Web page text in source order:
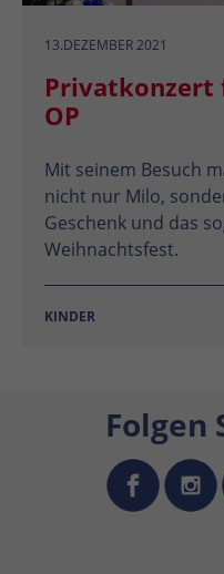
13.DEZEMBER 2021
Privatkonzert
OP
Mit seinem Besuch
nicht nur Milo,
Geschenk und das
Weihnachtsfest.
KINDER
Folgen